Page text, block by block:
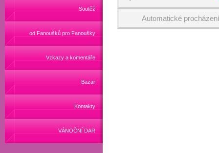
Soutěž
od Fanoušků pro Fanoušky
Vzkazy a komentáře
Bazar
Kontakty
VÁNOČNÍ DAR
Automatické